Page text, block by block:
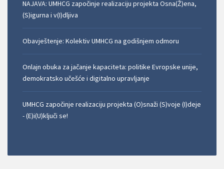
NAJAVA: UMHCG započinje realizaciju projekta Osna(Ž)ena,
(S)igurna i v(I)dljiva
Obavještenje: Kolektiv UMHCG na godišnjem odmoru
Onlajn obuka za jačanje kapaciteta: politike Evropske unije,
demokratsko učešće i digitalno upravljanje
UMHCG započinje realizaciju projekta (O)snaži (S)voje (I)deje
- (E)i(U)ključi se!